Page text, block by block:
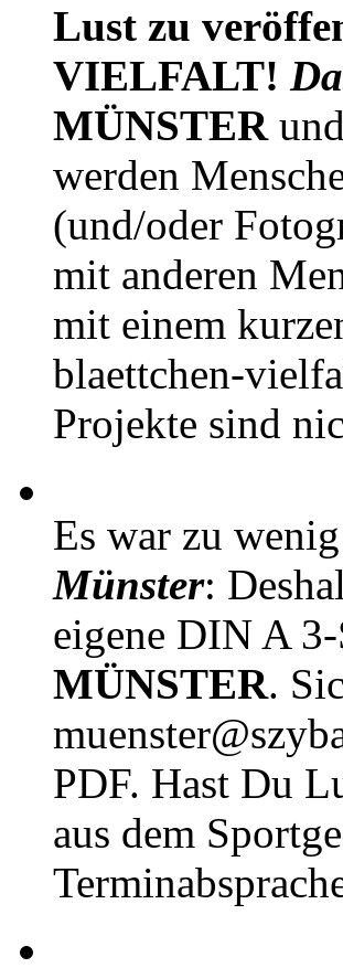
Lust zu
VIELFALT!
MÜNSTERund
werden
(und/oder
mit anderen
mit einem
blaettchen-
Projekte sind
Es war zu
Münster:
eigene DIN A
MÜNSTER.
PDF. Hast Du
aus dem